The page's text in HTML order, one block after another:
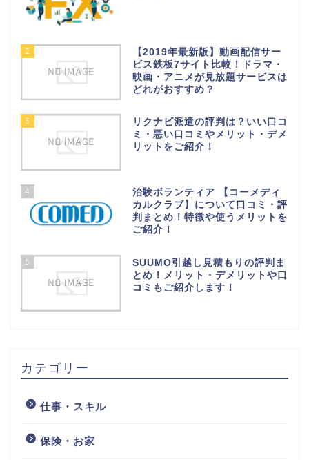
2
【2019年最新版】動画配信サー
ビス鉄板7サイト比較！ドラマ・
映画・アニメが見放題サービスは
どれがおすすめ？
3
リクナビ派遣の評判は？いい口コ
ミ・悪い口コミやメリット・デメ
リットをご紹介！
4
治験ボランティア 【コーメディ
カルクラブ】について口コミ・評
判まとめ！特徴や使うメリットを
ご紹介！
5
SUUMO引越し見積もりの評判ま
とめ！メリット・デメリットや口
コミもご紹介します！
カテゴリー
仕事・スキル
保険・お家